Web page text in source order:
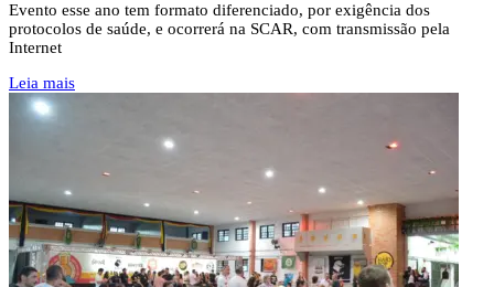
Evento esse ano tem formato diferenciado, por exigência dos
protocolos de saúde, e ocorrerá na SCAR, com transmissão pela
Internet
Leia mais